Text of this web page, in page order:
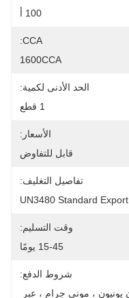
100 أ
CCA:
1600CCA
الحد الأدنى لكمية:
1 قطع
الأسعار:
قابل للتفاوض
تفاصيل التغليف:
UN3480 Standard Export
وقت التسليم:
15-45 يومًا
شروط الدفع: